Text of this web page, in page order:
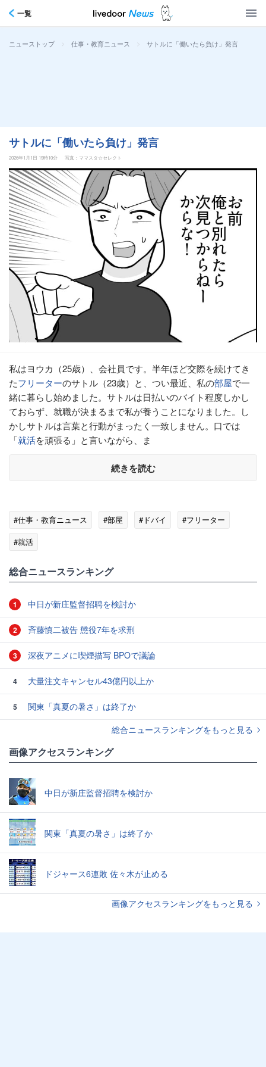
一覧
ニューストップ > 仕事・教育ニュース > サトルに「働いたら負け」発言
サトルに「働いたら負け」発言
2026年1月1日 19時10分 写真：ママスタ☆セレクト
私はヨウカ（25歳）、会社員です。半年ほど交際を続けてき
たフリーターのサトル（23歳）と、つい最近、私の部屋で一
緒に暮らし始めました。サトルは日払いのバイト程度しかし
ておらず、就職が決まるまで私が養うことになりました。し
かしサトルは言葉と行動がまったく一致しません。口では
「就活を頑張る」と言いながら、ま
続きを読む
#仕事・教育ニュース #部屋 #ドバイ
#フリーター
#就活
総合ニュースランキング
1 中日が新庄監督招聘を検討か
2 斉藤慎二被告 懲役7年を求刑
3 深夜アニメに喫煙描写 BPOで議論
4 大量注文キャンセル43億円以上か
5
関東「真夏の暑さ」は終了か
総合ニュースランキングをもっと見る
画像アクセスランキング
中日が新庄監督招聘を検討か
関東「真夏の暑さ」は終了か
ドジャース6連敗 佐々木が止める
画像アクセスランキングをもっと見る